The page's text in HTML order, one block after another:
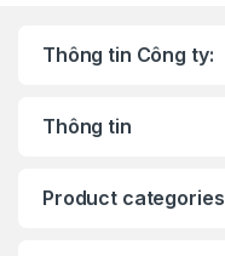
Thông tin Công ty:
Thông tin
Product categories